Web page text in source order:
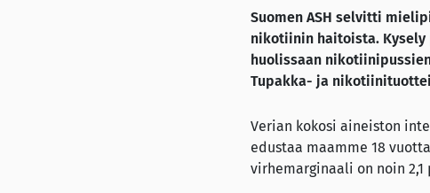
Suomen ASH selvitti
nikotiinin haitoista.
huolissaan
Tupakka- ja
Verian kokosi aineiston
edustaa maamme 18
virhemarginaali on noin